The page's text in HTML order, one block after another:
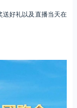
好礼以及直播当天在